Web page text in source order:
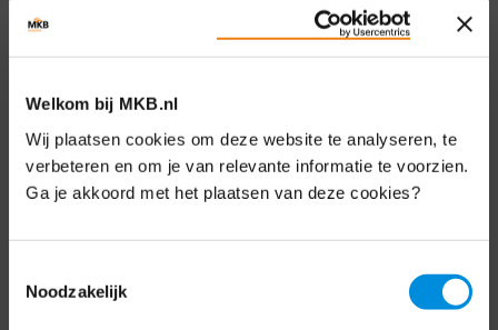
Welkom bij MKB.nl
Wij plaatsen cookies om deze website te analyseren, te
verbeteren en om je van relevante informatie te voorzien.
Ga je akkoord met het plaatsen van deze cookies?
Noodzakelijk
Direct naar
Over ons
Bezuidenhoutseweg 12